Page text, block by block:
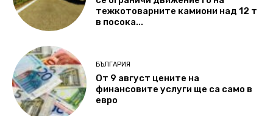
тежкотоварните камиони над 12 т
в посока...
БЪЛГАРИЯ
От 9 август цените на
финансовите услуги ще са само в
евро